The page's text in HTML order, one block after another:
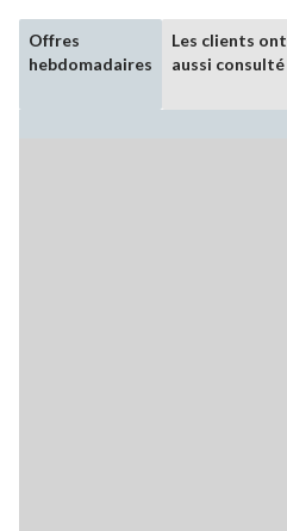
Offres
hebdomadaires
Les clients ont
aussi consulté